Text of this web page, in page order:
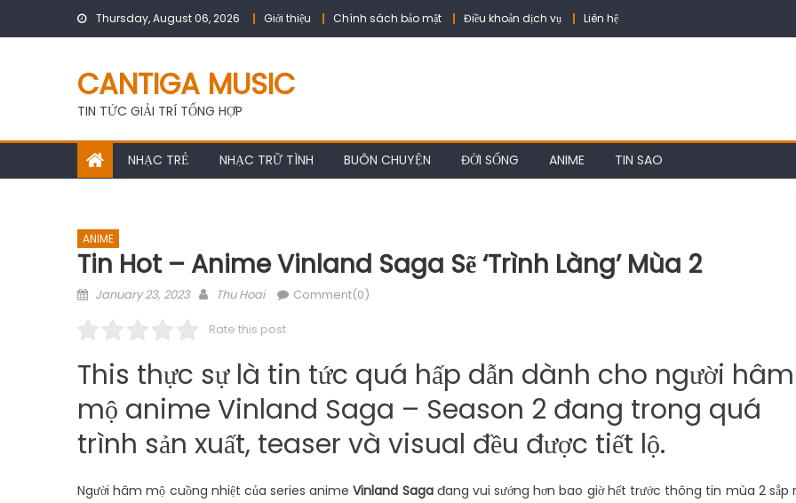
Thursday, August 06, 2026 Giới thiệu Chính sách bảo mật Điều khoản dịch vụ Liên hệ
CANTIGA MUSIC
TIN TỨC GIẢI TRÍ TỔNG HỢP
NHẠC TRẺ NHẠC TRỮ TÌNH BUÔN CHUYỆN ĐỜI SỐNG ANIME TIN SAO
ANIME
Tin Hot – Anime Vinland Saga Sẽ ‘trình Làng’ Mùa 2
Posted
January 23, 2023 Author
Thu Hoai Comment(0)
Rate this post
This thực sự là tin tức quá hấp dẫn dành cho người hâm
mộ anime Vinland Saga – Season 2 đang trong quá
trình sản xuất, teaser và visual đều được tiết lộ.
Người hâm mộ cuồng nhiệt của series animeVinland Sagađang vui sướng hơn bao giờ hết trước thông tin mùa 2 sắp